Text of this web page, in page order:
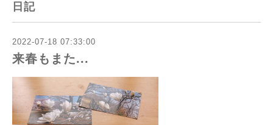
日記
2022-07-18 07:33:00
来春もまた...